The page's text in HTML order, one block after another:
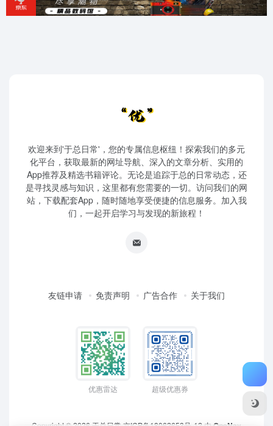
欢迎来到'于总日常'，您的专属信息枢纽！探索我们的多元
化平台，获取最新的网址导航、深入的文章分析、实用的
App推荐及精选书籍评论。无论是追踪于总的日常动态，还
是寻找灵感与知识，这里都有您需要的一切。访问我们的网
站，下载配套App，随时随地享受便捷的信息服务。加入我
们，一起开启学习与发现的新旅程！
友链申请 免责声明 广告合作 关于我们
优惠雷达 超级优惠券